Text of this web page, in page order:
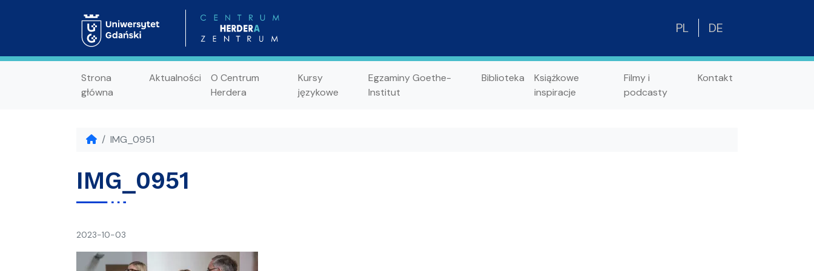
PL DE
Strona
główna
Aktualności
O Centrum
Herdera
Kursy
językowe
Egzaminy Goethe-
Institut
Biblioteka
Książkowe
inspiracje
Filmy i
podcasty
Kontakt
IMG_0951
IMG_0951
2023-10-03